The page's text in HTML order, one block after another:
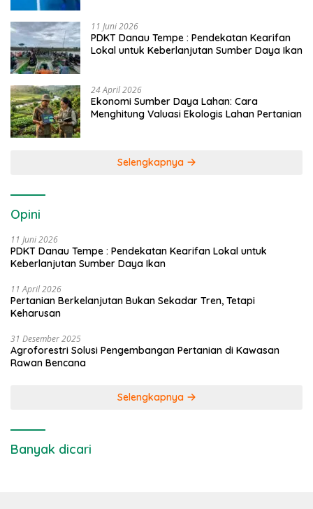
11 Juni 2026
PDKT Danau Tempe : Pendekatan Kearifan
Lokal untuk Keberlanjutan Sumber Daya Ikan
24 April 2026
Ekonomi Sumber Daya Lahan: Cara
Menghitung Valuasi Ekologis Lahan Pertanian
Selengkapnya
Opini
11 Juni 2026
PDKT Danau Tempe : Pendekatan Kearifan Lokal untuk
Keberlanjutan Sumber Daya Ikan
11 April 2026
Pertanian Berkelanjutan Bukan Sekadar Tren, Tetapi
Keharusan
31 Desember 2025
Agroforestri Solusi Pengembangan Pertanian di Kawasan
Rawan Bencana
Selengkapnya
Banyak dicari